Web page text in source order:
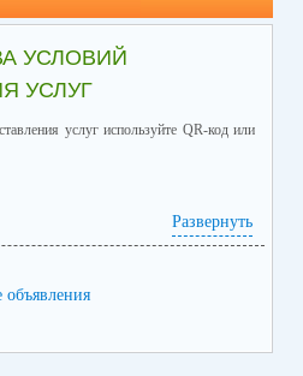
УСЛОВИЙ
УСЛУГ
услуг используйте QR-код или
Развернуть
объявления